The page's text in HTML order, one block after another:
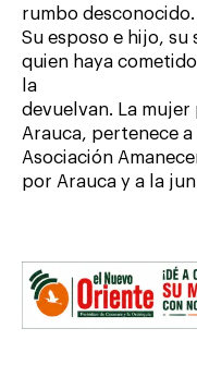
rumbo desconocido.
Su esposo e hijo, su
quien haya
la
devuelvan. La
Arauca, pertenece
Asociación
por Arauca y a la